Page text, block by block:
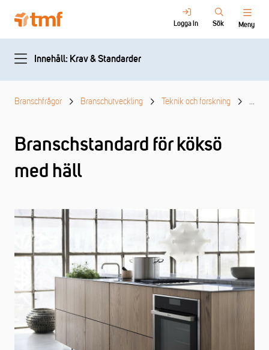
Logga in Sök Meny
Innehåll: Krav & Standarder
Branschfrågor Branschutveckling Teknik och forskning Krav
Branschstandard för köksö
med häll